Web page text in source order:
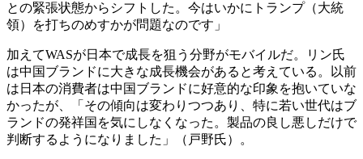
との緊張状態からシフトした。今はいかにトランプ（大統
領）を打ちのめすかが問題なのです」
加えてWASが日本で成長を狙う分野がモバイルだ。リン氏
は中国ブランドに大きな成長機会があると考えている。以前
は日本の消費者は中国ブランドに好意的な印象を抱いていな
かったが、「その傾向は変わりつつあり、特に若い世代はブ
ランドの発祥国を気にしなくなった。製品の良し悪しだけで
判断するようになりました」（戸野氏）。